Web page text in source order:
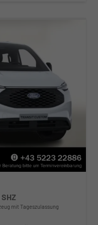
mit Tageszulassung